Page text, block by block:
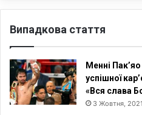
Випадкова стаття
Менні
успішної
«Вся слава
3 Жовтня,